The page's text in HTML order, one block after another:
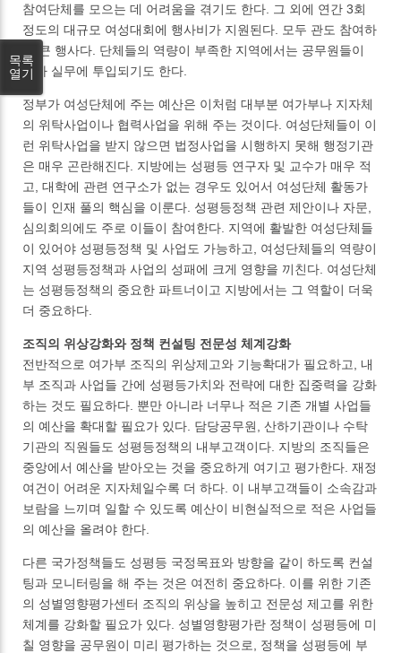
참여단체를 모으는 데 어려움을 겪기도 한다. 그 외에 연간 3회
정도의 대규모 여성대회에 행사비가 지원된다. 모두 관도 참여하
는 큰 행사다. 단체들의 역량이 부족한 지역에서는 공무원들이
행사 실무에 투입되기도 한다.
정부가 여성단체에 주는 예산은 이처럼 대부분 여가부나 지자체
의 위탁사업이나 협력사업을 위해 주는 것이다. 여성단체들이 이
런 위탁사업을 받지 않으면 법정사업을 시행하지 못해 행정기관
은 매우 곤란해진다. 지방에는 성평등 연구자 및 교수가 매우 적
고, 대학에 관련 연구소가 없는 경우도 있어서 여성단체 활동가
들이 인재 풀의 핵심을 이룬다. 성평등정책 관련 제안이나 자문,
심의회의에도 주로 이들이 참여한다. 지역에 활발한 여성단체들
이 있어야 성평등정책 및 사업도 가능하고, 여성단체들의 역량이
지역 성평등정책과 사업의 성패에 크게 영향을 끼친다. 여성단체
는 성평등정책의 중요한 파트너이고 지방에서는 그 역할이 더욱
더 중요하다.
조직의 위상강화와 정책 컨설팅 전문성 체계강화
전반적으로 여가부 조직의 위상제고와 기능확대가 필요하고, 내
부 조직과 사업들 간에 성평등가치와 전략에 대한 집중력을 강화
하는 것도 필요하다. 뿐만 아니라 너무나 적은 기존 개별 사업들
의 예산을 확대할 필요가 있다. 담당공무원, 산하기관이나 수탁
기관의 직원들도 성평등정책의 내부고객이다. 지방의 조직들은
중앙에서 예산을 받아오는 것을 중요하게 여기고 평가한다. 재정
여건이 어려운 지자체일수록 더 하다. 이 내부고객들이 소속감과
보람을 느끼며 일할 수 있도록 예산이 비현실적으로 적은 사업들
의 예산을 올려야 한다.
다른 국가정책들도 성평등 국정목표와 방향을 같이 하도록 컨설
팅과 모니터링을 해 주는 것은 여전히 중요하다. 이를 위한 기존
의 성별영향평가센터 조직의 위상을 높히고 전문성 제고를 위한
체계를 강화할 필요가 있다. 성별영향평가란 정책이 성평등에 미
칠 영향을 공무원이 미리 평가하는 것으로, 정책을 성평등에 부
목록
열기